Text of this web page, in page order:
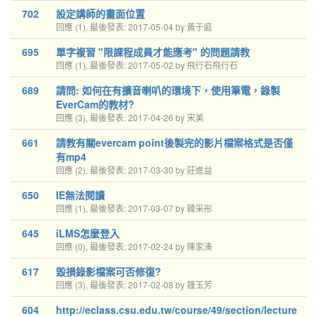
702 設定講師的畫面位置
回應 (1), 最後發表: 2017-05-04 by 黃于庭
695 單字複習 "限課程成員才能應考" 的問題請教
回應 (1), 最後發表: 2017-05-02 by 飛行石飛行石
689
請問: 如何在有擴音喇叭的環境下，使用筆電，錄製
EverCam的教材?
回應 (3), 最後發表: 2017-04-26 by 宋美
661
請教有關evercam point後製完的影片檔案格式是否僅
有mp4
回應 (2), 最後發表: 2017-03-30 by 莊進益
650 IE無法閱讀
回應 (1), 最後發表: 2017-03-07 by 韓采彤
645 iLMS怎麼登入
回應 (0), 最後發表: 2017-02-24 by 陳家溱
617 毀損錄影檔案可否修復?
回應 (3), 最後發表: 2017-02-08 by 鍾玉芳
604
http://eclass.csu.edu.tw/course/49/section/lecture